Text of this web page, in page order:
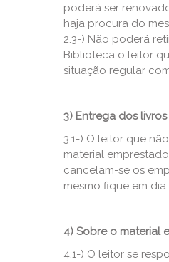
poderá ser
haja procura do
2.3-) Não poderá
Biblioteca o leitor
situação regular
3) Entrega dos livros
3.1-) O leitor que
material
cancelam-se os
mesmo fique em
4) Sobre o material
4.1-) O leitor se